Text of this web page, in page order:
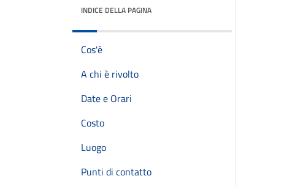
INDICE DELLA PAGINA
Cos'è
A chi è rivolto
Date e Orari
Costo
Luogo
Punti di contatto